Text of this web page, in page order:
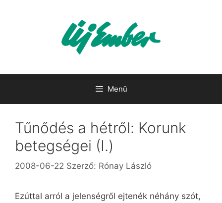
Menü
Tűnődés a hétről: Korunk
betegségei (I.)
2008-06-22 Szerző: Rónay László
Ezúttal arról a jelenségről ejtenék néhány szót,